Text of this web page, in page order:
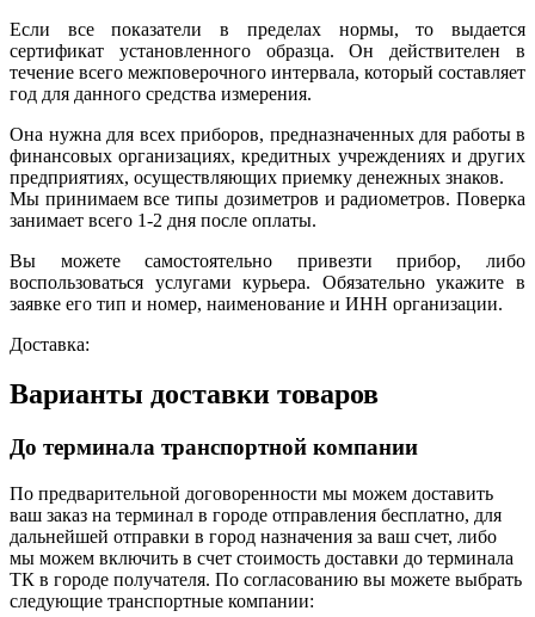
Если все показатели в пределах нормы, то выдается
сертификат установленного образца. Он действителен в
течение всего межповерочного интервала, который составляет
год для данного средства измерения.
Она нужна для всех приборов, предназначенных для работы в
финансовых организациях, кредитных учреждениях и других
предприятиях, осуществляющих приемку денежных знаков.
Мы принимаем все типы дозиметров и радиометров. Поверка
занимает всего 1-2 дня после оплаты.
Вы можете самостоятельно привезти прибор, либо
воспользоваться услугами курьера. Обязательно укажите в
заявке его тип и номер, наименование и ИНН организации.
Доставка:
Варианты доставки товаров
До терминала транспортной компании
По предварительной договоренности мы можем доставить
ваш заказ на терминал в городе отправления бесплатно, для
дальнейшей отправки в город назначения за ваш счет, либо
мы можем включить в счет стоимость доставки до терминала
ТК в городе получателя. По согласованию вы можете выбрать
следующие транспортные компании: